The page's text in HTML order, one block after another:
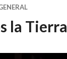
la Tierra